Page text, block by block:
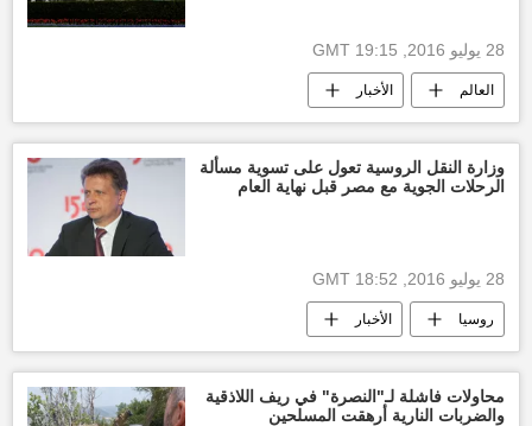
28 يوليو 2016, 19:15 GMT
العالم الأخبار
الولايات المتحدة الأمريكية دونالد ترامب
جمهورية القرم الروسية
وزارة النقل الروسية تعول على تسوية مسألة
الرحلات الجوية مع مصر قبل نهاية العام
28 يوليو 2016, 18:52 GMT
روسيا الأخبار
ملف عودة السياحة الروسية إلى مصر
محاولات فاشلة لـ"النصرة" في ريف اللاذقية
والضربات النارية أرهقت المسلحين